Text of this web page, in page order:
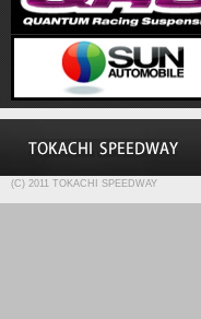
(C) 2011 TOKACHI SPEEDWAY